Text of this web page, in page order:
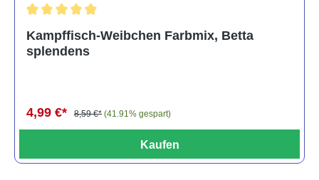
Kampffisch-Weibchen Farbmix, Betta
splendens
4,99 €* 8,59 €* (41.91% gespart)
Kaufen